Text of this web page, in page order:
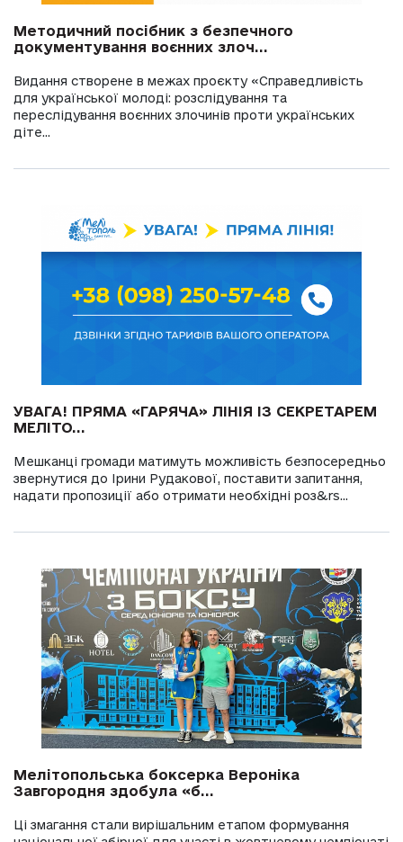
Методичний посібник з безпечного
документування воєнних злоч...
Видання створене в межах проєкту «Справедливість
для української молоді: розслідування та
переслідування воєнних злочинів проти українських
діте...
УВАГА! ПРЯМА «ГАРЯЧА» ЛІНІЯ ІЗ СЕКРЕТАРЕМ
МЕЛІТО...
Мешканці громади матимуть можливість безпосередньо
звернутися до Ірини Рудакової, поставити запитання,
надати пропозиції або отримати необхідні роз&rs...
Мелітопольська боксерка Вероніка
Завгородня здобула «б...
Ці змагання стали вирішальним етапом формування